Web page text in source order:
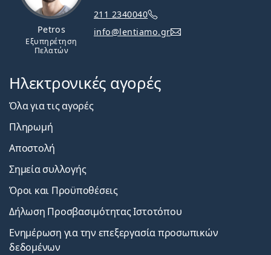
Petros
Εξυπηρέτηση
Πελατών
211 2340040
info@lentiamo.gr
Ηλεκτρονικές αγορές
Όλα για τις αγορές
Πληρωμή
Αποστολή
Σημεία συλλογής
Όροι και Προϋποθέσεις
Δήλωση Προσβασιμότητας Ιστοτόπου
Ενημέρωση για την επεξεργασία προσωπικών
δεδομένων